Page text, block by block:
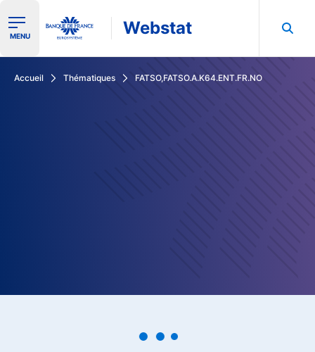
Ouvrir le menu de navigation
MENU Webstat
Accueil Thématiques FATSO,FATSO.A.K64.ENT.FR.NO